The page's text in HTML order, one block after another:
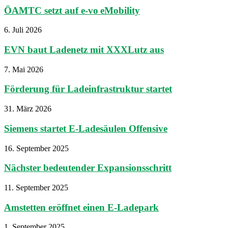
ÖAMTC setzt auf e-vo eMobility
6. Juli 2026
EVN baut Ladenetz mit XXXLutz aus
7. Mai 2026
Förderung für Ladeinfrastruktur startet
31. März 2026
Siemens startet E-Ladesäulen Offensive
16. September 2025
Nächster bedeutender Expansionsschritt
11. September 2025
Amstetten eröffnet einen E-Ladepark